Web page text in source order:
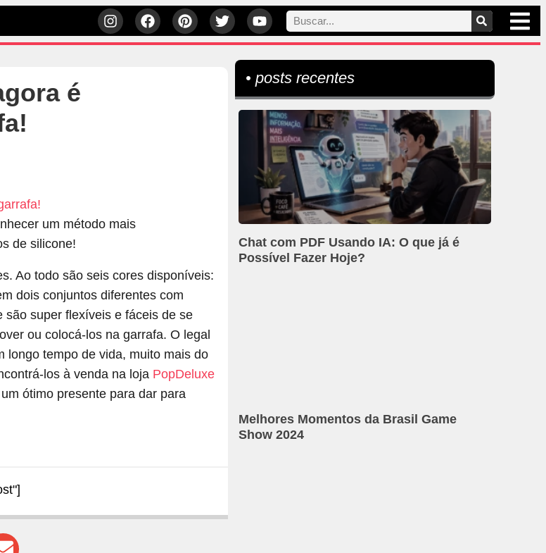
é
um método mais
de silicone!
Ao todo são seis cores disponíveis:
dois conjuntos diferentes com
são super flexíveis e fáceis de se
ou colocá-los na garrafa. O legal
longo tempo de vida, muito mais do
los à venda na loja PopDeluxe
ótimo presente para dar para
• posts recentes
Chat com PDF Usando IA: O que já é
Possível Fazer Hoje?
Melhores Momentos da Brasil Game
Show 2024